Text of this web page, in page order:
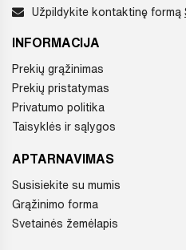
Užpildykite kontaktinę formą
INFORMACIJA
Prekių grąžinimas
Prekių pristatymas
Privatumo politika
Taisyklės ir sąlygos
APTARNAVIMAS
Susisiekite su mumis
Grąžinimo forma
Svetainės žemėlapis